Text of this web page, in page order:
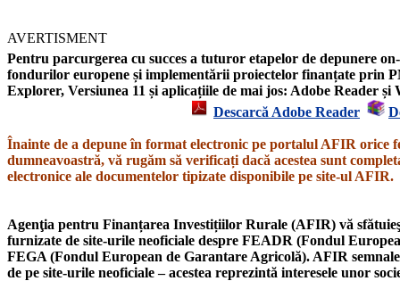
AVERTISMENT
Pentru parcurgerea cu succes a tuturor etapelor de depunere
fondurilor europene și implementării proiectelor finanțate prin
Explorer, Versiunea 11 și aplicațiile de mai jos: Adobe Reader și
Descarcă Adobe Reader
Înainte de a depune în format electronic pe portalul AFIR orice
dumneavoastră, vă rugăm să verificați dacă acestea sunt
electronice ale documentelor tipizate disponibile pe site-ul AFIR.
Agenţia pentru Finanțarea Investițiilor Rurale (AFIR) vă
furnizate de site-urile neoficiale despre FEADR (Fondul
FEGA (Fondul European de Garantare Agricolă). AFIR
de pe site-urile neoficiale – acestea reprezintă interesele unor